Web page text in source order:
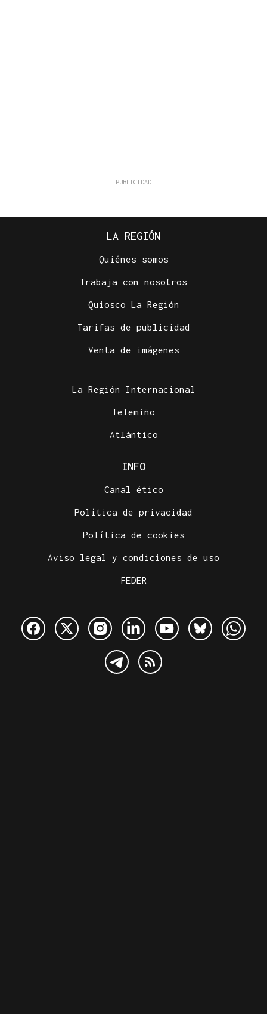
LA REGIÓN
Quiénes somos
Trabaja con nosotros
Quiosco La Región
Tarifas de publicidad
Venta de imágenes
La Región Internacional
Telemiño
Atlántico
INFO
Canal ético
Política de privacidad
Política de cookies
Aviso legal y condiciones de uso
FEDER